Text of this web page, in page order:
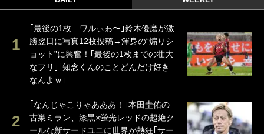
｢最後の1枚…ワルぃゎ〜｣鈴木優磨が激
勝翌日に写真12枚投稿→渾身の“煽りシ
ョット”に興奮！｢最後の1枚までの壮大
なフリ｣｢知念くんのことどんだけ好き
なんよｗ｣
｢なんじゃこりゃあああ！｣本田圭佑の
古巣ミラン、漆黒×蛍光レッドの超絶ク
ールな新サードユニに世界が熱狂｢サー